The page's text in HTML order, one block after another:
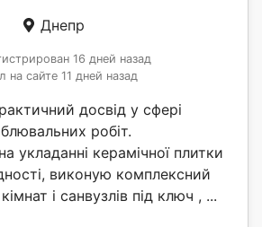
Днепр
16 дней назад
на сайте 11 дней назад
досвід у сфері
робіт.
укладанні керамічної плитки
виконую комплексний
і санвузлів під ключ , ...